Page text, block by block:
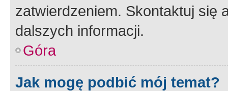
zatwierdzeniem. Skontaktuj się
dalszych informacji.
Góra
Jak mogę podbić mój temat?